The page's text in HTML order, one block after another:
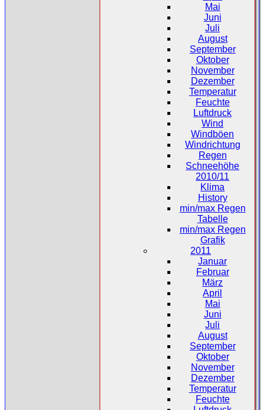
Mai
Juni
Juli
August
September
Oktober
November
Dezember
Temperatur
Feuchte
Luftdruck
Wind
Windböen
Windrichtung
Regen
Schneehöhe
2010/11
Klima
History
min/max Regen
Tabelle
min/max Regen
Grafik
2011
Januar
Februar
März
April
Mai
Juni
Juli
August
September
Oktober
November
Dezember
Temperatur
Feuchte